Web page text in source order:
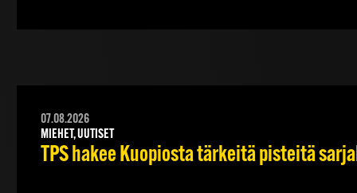
07.08.2026
MIEHET, UUTISET
TPS hakee Kuopiosta tärkeitä pisteitä